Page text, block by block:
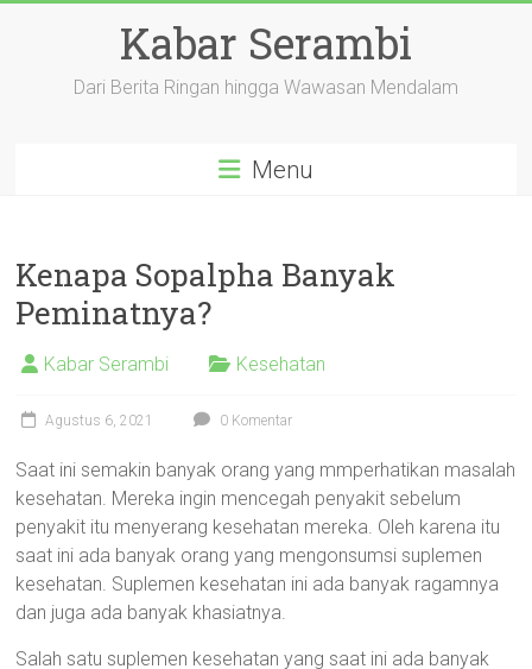
Kabar Serambi
Dari Berita Ringan hingga Wawasan Mendalam
Menu
Kenapa Sopalpha Banyak
Peminatnya?
Kabar Serambi Kesehatan
Agustus 6, 2021 0 Komentar
Saat ini semakin banyak orang yang mmperhatikan masalah
kesehatan. Mereka ingin mencegah penyakit sebelum
penyakit itu menyerang kesehatan mereka. Oleh karena itu
saat ini ada banyak orang yang mengonsumsi suplemen
kesehatan. Suplemen kesehatan ini ada banyak ragamnya
dan juga ada banyak khasiatnya.
Salah satu suplemen kesehatan yang saat ini ada banyak